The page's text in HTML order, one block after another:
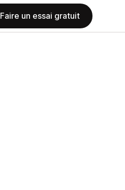
Faire un essai gratuit